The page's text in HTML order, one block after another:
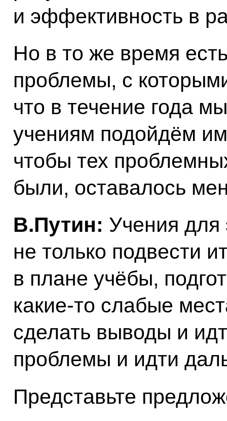
и эффективность в
Но в то же время
проблемы, с
что в течение года
учениям подойдём
чтобы тех
были, оставалось
В.Путин: Учения для
не только подвести
в плане учёбы,
какие‑то слабые
сделать выводы и
проблемы и идти
Представьте